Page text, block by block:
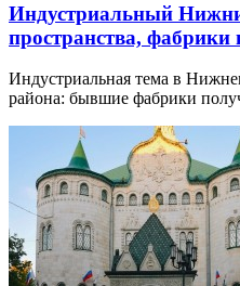
Индустриальный
пространства, фабрики
Индустриальная тема в
района: бывшие фабрики